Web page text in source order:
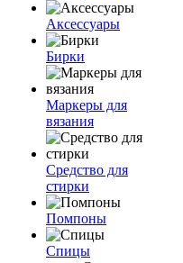
Аксессуары
Бирки
Маркеры для
вязания
Средство для
стирки
Помпоны
Спицы